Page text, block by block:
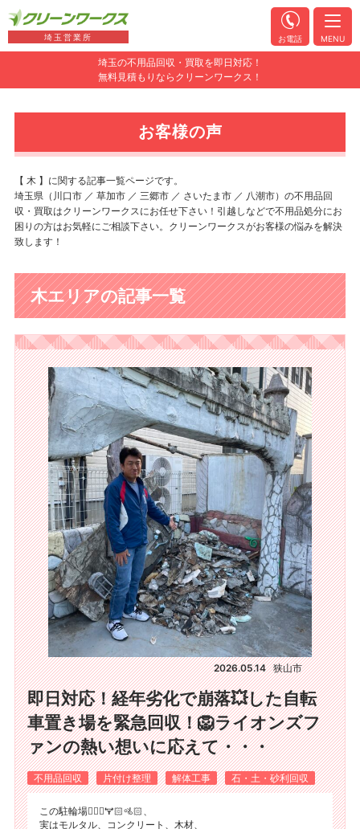
埼玉の不用品回収・買取を即日対応！
無料見積もりならクリーンワークス！
埼玉営業所 お電話 MENU
お客様の声
【 木 】に関する記事一覧ページです。
埼玉県（川口市 ／ 草加市 ／ 三郷市 ／ さいたま市 ／ 八潮市）の不用品回
収・買取はクリーンワークスにお任せ下さい！引越しなどで不用品処分にお
困りの方はお気軽にご相談下さい。クリーンワークスがお客様の悩みを解決
致します！
木エリアの記事一覧
2026.05.14 狭山市
即日対応！経年劣化で崩落💥した自転
車置き場を緊急回収！🦁ライオンズフ
ァンの熱い想いに応えて・・・
不用品回収 片付け整理 解体工事 石・土・砂利回収
この駐輪場🚴🏻‍♀️🏋🏻🚵🏻、
実はモルタル、コンクリート、木材、